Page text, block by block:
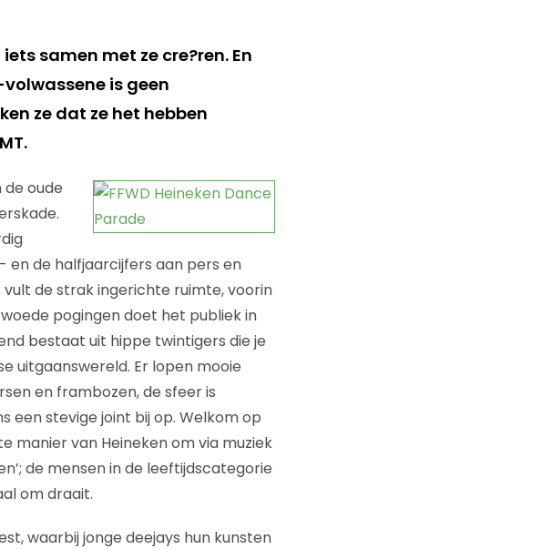
samen met ze cre?ren. En
is geen
ze dat ze het hebben
oude
de halfjaarcijfers aan pers en
de strak ingerichte ruimte, voorin
pogingen doet het publiek in
bestaat uit hippe twintigers die je
uitgaanswereld. Er lopen mooie
en frambozen, de sfeer is
een stevige joint bij op. Welkom op
manier van Heineken om via muziek
de mensen in de leeftijdscategorie
om draait.
waarbij jonge deejays hun kunsten